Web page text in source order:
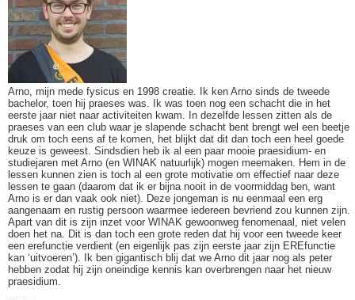
Arno, mijn mede fysicus en 1998 creatie. Ik ken Arno sinds de tweede
bachelor, toen hij praeses was. Ik was toen nog een schacht die in het
eerste jaar niet naar activiteiten kwam. In dezelfde lessen zitten als de
praeses van een club waar je slapende schacht bent brengt wel een beetje
druk om toch eens af te komen, het blijkt dat dit dan toch een heel goede
keuze is geweest. Sindsdien heb ik al een paar mooie praesidium- en
studiejaren met Arno (en WINAK natuurlijk) mogen meemaken. Hem in de
lessen kunnen zien is toch al een grote motivatie om effectief naar deze
lessen te gaan (daarom dat ik er bijna nooit in de voormiddag ben, want
Arno is er dan vaak ook niet). Deze jongeman is nu eenmaal een erg
aangenaam en rustig persoon waarmee iedereen bevriend zou kunnen zijn.
Apart van dit is zijn inzet voor WINAK gewoonweg fenomenaal, niet velen
doen het na. Dit is dan toch een grote reden dat hij voor een tweede keer
een erefunctie verdient (en eigenlijk pas zijn eerste jaar zijn EREfunctie
kan ‘uitvoeren’). Ik ben gigantisch blij dat we Arno dit jaar nog als peter
hebben zodat hij zijn oneindige kennis kan overbrengen naar het nieuw
praesidium.